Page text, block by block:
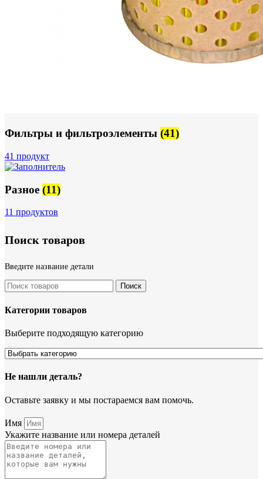
Фильтры и фильтроэлементы (41)
41 продукт
Разное (11)
11 продуктов
Поиск товаров
Введите название детали
Поиск
Категории товаров
Выберите подходящую категорию
Не нашли деталь?
Оставьте заявку и мы постараемся вам помочь.
Имя
Укажите название или номера деталей